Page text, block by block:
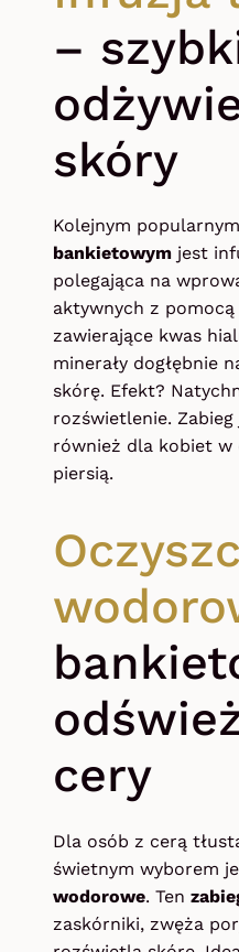
–
skóry
Kolejnym popularnym
bankietowym jest
polegająca na
aktywnych z pomocą
zawierające kwas
minerały dogłębnie
skórę. Efekt?
rozświetlenie.
również dla kobiet w
piersią.
cery
Dla osób z cerą
świetnym wyborem
wodorowe. Ten
zaskórniki, zwęża